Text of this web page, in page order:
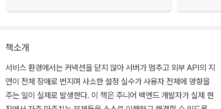
책소개
서비스 환경에서는 커넥션을 닫지 않아 서버가 멈추고 외부 API의 지
연이 전체 장애로 번지며 사소한 설정 실수가 사용자 전체에 영향을
주는 일이 실제로 발생한다. 이 책은 주니어 백엔드 개발자가 실제 현